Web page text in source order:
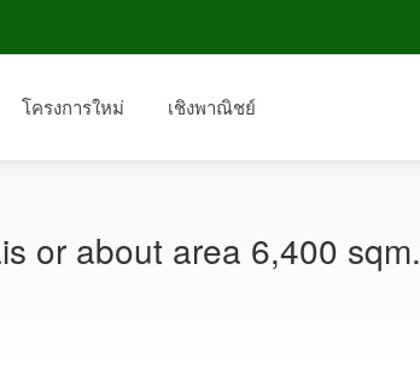
โครงการใหม่ เชิงพาณิชย์
or about area 6,400 sqm.